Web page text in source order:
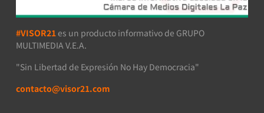
#VISOR21 es un producto informativo de GRUPO
MULTIMEDIA V.E.A.
"Sin Libertad de Expresión No Hay Democracia"
contacto@visor21.com